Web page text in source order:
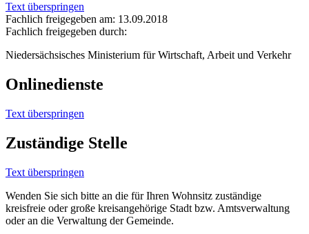
Text überspringen
Fachlich freigegeben am: 13.09.2018
Fachlich freigegeben durch:
Niedersächsisches Ministerium für Wirtschaft, Arbeit und Verkehr
Onlinedienste
Text überspringen
Zuständige Stelle
Text überspringen
Wenden Sie sich bitte an die für Ihren Wohnsitz zuständige
kreisfreie oder große kreisangehörige Stadt bzw. Amtsverwaltung
oder an die Verwaltung der Gemeinde.